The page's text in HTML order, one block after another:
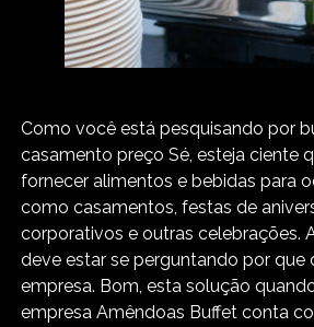
Como você está pesquisando por
casamento preço Sé, esteja ciente
fornecer alimentos e bebidas para
como casamentos, festas de
corporativos e outras celebrações.
deve estar se perguntando por que
empresa. Bom, esta solução
empresa Amêndoas Buffet conta